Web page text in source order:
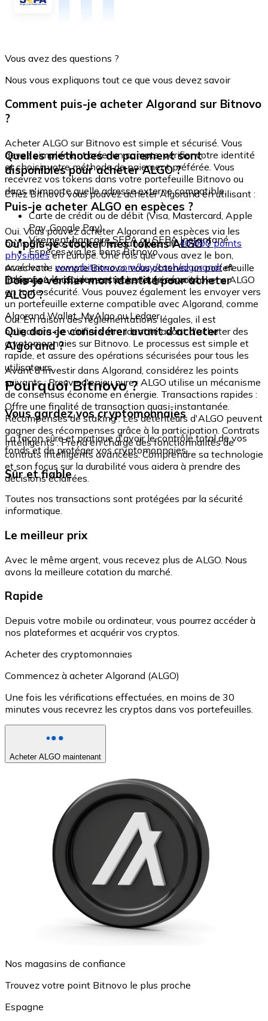
Vous avez des questions ?
Nous vous expliquons tout ce que vous devez savoir
Comment puis-je acheter Algorand sur Bitnovo
?
Acheter ALGO sur Bitnovo est simple et sécurisé. Vous
devez simplement créer un compte, vérifier votre identité
et choisir votre méthode de paiement préférée. Vous
recevrez vos tokens dans votre portefeuille Bitnovo ou
dans n'importe quelle adresse externe compatible.
Quelles méthodes de paiement sont
disponibles pour acheter ALGO ?
Chez Bitnovo vous pouvez acheter Algorand en utilisant :
Carte de crédit ou de débit (Visa, Mastercard, Apple
Pay, Google Pay)
Virement bancaire SEPA ou SEPA Instantané
Espèces via les bons Bitnovo
Puis-je acheter ALGO en espèces ?
Oui. Vous pouvez acheter Algorand en espèces via les
bons Bitnovo, disponibles dans plus de40 000 points
physiquesen Europe. Une fois que vous avez le bon,
accédez à : www.bitnovo.com/buy/cash/algorand/et
échangez-le rapidement et en toute sécurité.
Où puis-je stocker mes tokens ALGO ?
Avec votre compte Bitnovo, vous obtenez un portefeuille
intégré où vous pouvez stocker et gérer vos tokens ALGO
en toute sécurité. Vous pouvez également les envoyer vers
un portefeuille externe compatible avec Algorand, comme
Algorand Wallet, MyAlgo ou Ledger.
Dois-je vérifier mon identité pour acheter
ALGO ?
Oui. En raison des réglementations légales, il est
obligatoire de vérifier votre identité avant d'acheter des
cryptomonnaies sur Bitnovo. Le processus est simple et
rapide, et assure des opérations sécurisées pour tous les
utilisateurs.
Que dois-je considérer avant d'acheter
Algorand ?
Avant d'investir dans Algorand, considérez les points
suivants : Preuve d'enjeu pure : ALGO utilise un mécanisme
de consensus économe en énergie. Transactions rapides :
Offre une finalité de transaction quasi-instantanée.
Récompenses de staking : Les détenteurs d'ALGO peuvent
gagner des récompenses grâce à la participation. Contrats
intelligents : Prend en charge des fonctionnalités de
contrats intelligents avancées. Comprendre sa technologie
et son focus sur la durabilité vous aidera à prendre des
décisions éclairées.
Pourquoi Bitnovo ?
Vous gardez vos cryptomonnaies
La façon sûre et pratique d'avoir le contrôle total de vos
fonds et de protéger vos cryptomonnaies.
Sûr et fiable
Toutes nos transactions sont protégées par la sécurité
informatique.
Le meilleur prix
Avec le même argent, vous recevez plus de ALGO. Nous
avons la meilleure cotation du marché.
Rapide
Depuis votre mobile ou ordinateur, vous pourrez accéder à
nos plateformes et acquérir vos cryptos.
Acheter des cryptomonnaies
Commencez à acheter Algorand (ALGO)
Une fois les vérifications effectuées, en moins de 30
minutes vous recevrez les cryptos dans vos portefeuilles.
Acheter ALGO maintenant
Nos magasins de confiance
Trouvez votre point Bitnovo le plus proche
Espagne